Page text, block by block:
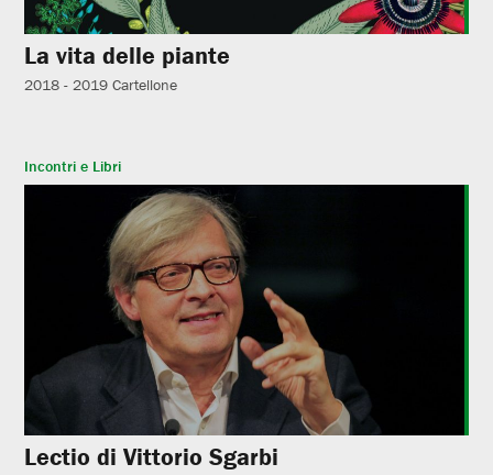
La vita delle piante
2018 - 2019 Cartellone
Incontri e Libri
Lectio di Vittorio Sgarbi